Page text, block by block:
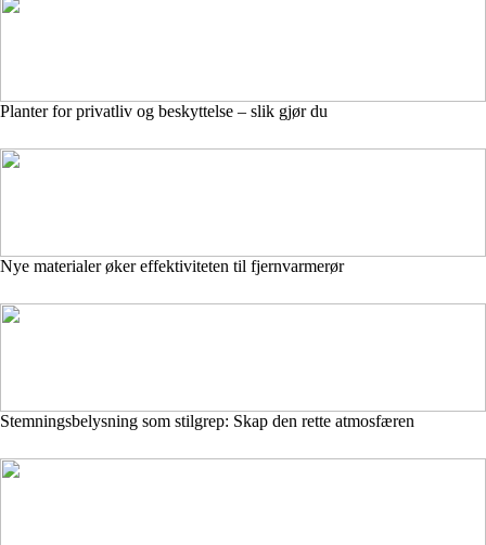
Planter for privatliv og beskyttelse – slik gjør du
Nye materialer øker effektiviteten til fjernvarmerør
Stemningsbelysning som stilgrep: Skap den rette atmosfæren